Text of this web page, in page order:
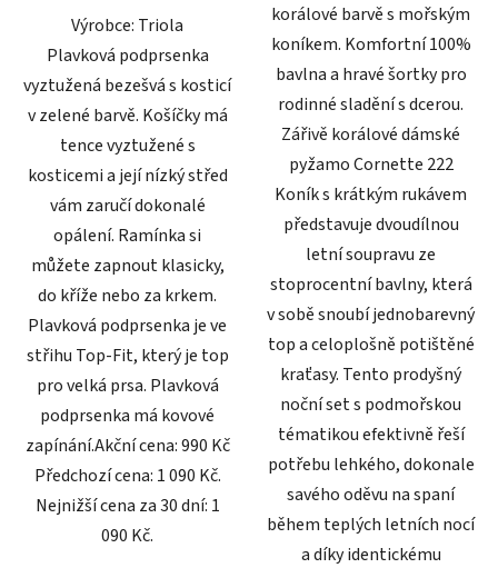
Výrobce: Triola
Plavková podprsenka
vyztužená bezešvá s kosticí
v zelené barvě. Košíčky má
tence vyztužené s
kosticemi a její nízký střed
vám zaručí dokonalé
opálení. Ramínka si
můžete zapnout klasicky,
do kříže nebo za krkem.
Plavková podprsenka je ve
střihu Top-Fit, který je top
pro velká prsa. Plavková
podprsenka má kovové
zapínání.Akční cena: 990 Kč
Předchozí cena: 1 090 Kč.
Nejnižší cena za 30 dní: 1
090 Kč.
korálové barvě s mořským
koníkem. Komfortní 100%
bavlna a hravé šortky pro
rodinné sladění s dcerou.
Zářivě korálové dámské
pyžamo Cornette 222
Koník s krátkým rukávem
představuje dvoudílnou
letní soupravu ze
stoprocentní bavlny, která
v sobě snoubí jednobarevný
top a celoplošně potištěné
kraťasy. Tento prodyšný
noční set s podmořskou
tématikou efektivně řeší
potřebu lehkého, dokonale
savého oděvu na spaní
během teplých letních nocí
a díky identickému